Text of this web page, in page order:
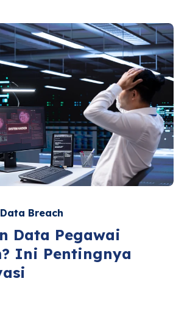
Breach
Data Pegawai
Ini Pentingnya